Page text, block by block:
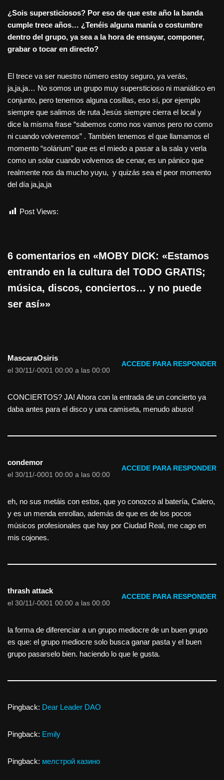
¿Sois supersticiosos? Por eso de que este año la banda
cumple trece años… ¿Tenéis alguna manía o costumbre
dentro del grupo, ya sea a la hora de ensayar, componer,
grabar o tocar en directo?
El trece va ser nuestro número estoy seguro, ya verás,
ja,ja,ja… No somos un grupo muy supersticioso ni maniático en
conjunto, pero tenemos alguna cosillas, eso sí, por ejemplo
siempre que salimos de ruta Jesús siempre cierra el local y
dice la misma frase “sabemos como nos vamos pero no como
ni cuando volveremos” . También tenemos el que llamamos el
momento “solárium” que es el miedo a pasar a la sala y verla
como un solar cuando volvemos de cenar, es un pánico que
realmente nos da mucho yuyu, y quizás sea el peor momento
del día ja,ja,ja
Post Views:
6 comentarios en «MOBY DICK: «Estamos
entrando en la cultura del TODO GRATIS;
música, discos, conciertos… y no puede
ser así»»
MascaraOsiris
el 30/11/-0001 00:00 a las 00:00
ACCEDE PARA RESPONDER
CONCIERTOS? JA! Ahora con la entrada de un concierto ya
daba antes para el disco y una camiseta, menudo abuso!
condemor
el 30/11/-0001 00:00 a las 00:00
ACCEDE PARA RESPONDER
eh, no sus metáis con estos, que yo conozco al batería, Calero,
y es un menda enrollao, además de que es de los pocos
músicos profesionales que hay por Ciudad Real, me cago en
mis cojones.
thrash attack
el 30/11/-0001 00:00 a las 00:00
ACCEDE PARA RESPONDER
la forma de diferenciar a un grupo mediocre de un buen grupo
es que: el grupo mediocre solo busca ganar pasta y el buen
grupo pasarselo bien. haciendo lo que le gusta.
Pingback: Dear Leader DAO
Pingback: Emily
Pingback: мелстрой казино